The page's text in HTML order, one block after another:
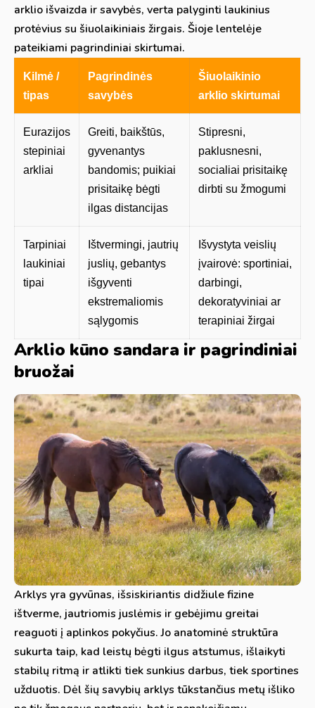
arklio išvaizda ir savybės, verta palyginti laukinius
protėvius su šiuolaikiniais žirgais. Šioje lentelėje
pateikiami pagrindiniai skirtumai.
Kilmė /
tipas
Pagrindinės
savybės
Šiuolaikinio
arklio skirtumai
Eurazijos
stepiniai
arkliai
Greiti, baikštūs,
gyvenantys
bandomis; puikiai
prisitaikę bėgti
ilgas distancijas
Stipresni,
paklusnesni,
socialiai prisitaikę
dirbti su žmogumi
Tarpiniai
laukiniai
tipai
Ištvermingi, jautrių
juslių, gebantys
išgyventi
ekstremaliomis
sąlygomis
Išvystyta veislių
įvairovė: sportiniai,
darbingi,
dekoratyviniai ar
terapiniai žirgai
Arklio kūno sandara ir pagrindiniai
bruožai
Arklys yra gyvūnas, išsiskiriantis didžiule fizine
ištverme, jautriomis juslėmis ir gebėjimu greitai
reaguoti į aplinkos pokyčius. Jo anatominė struktūra
sukurta taip, kad leistų bėgti ilgus atstumus, išlaikyti
stabilų ritmą ir atlikti tiek sunkius darbus, tiek sportines
užduotis. Dėl šių savybių arklys tūkstančius metų išliko